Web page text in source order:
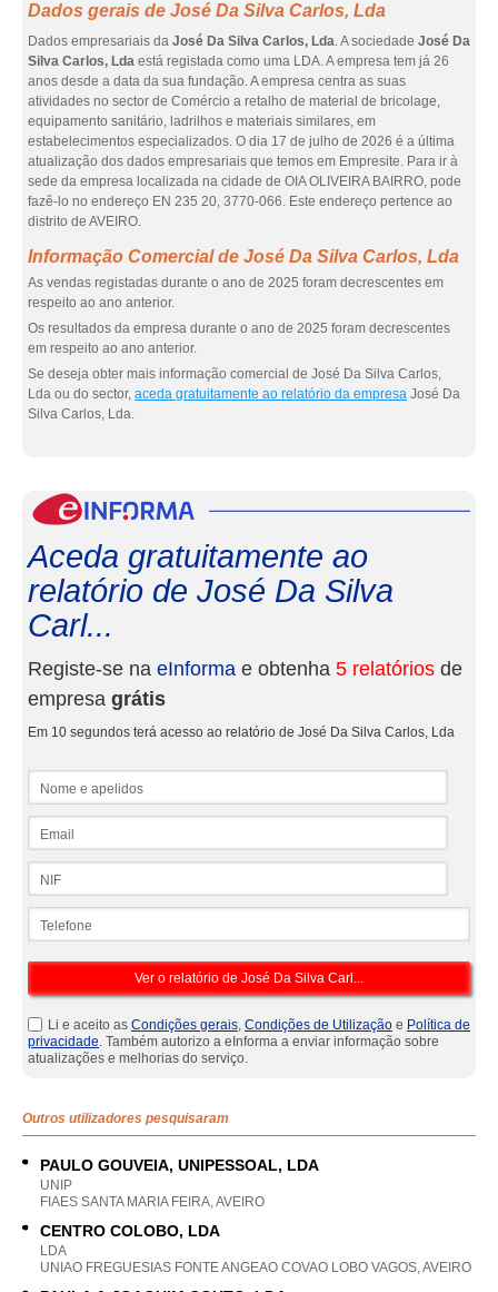
Dados gerais de José Da Silva Carlos, Lda
Dados empresariais da José Da Silva Carlos, Lda. A sociedade José Da
Silva Carlos, Lda está registada como uma LDA. A empresa tem já 26
anos desde a data da sua fundação. A empresa centra as suas
atividades no sector de Comércio a retalho de material de bricolage,
equipamento sanitário, ladrilhos e materiais similares, em
estabelecimentos especializados. O dia 17 de julho de 2026 é a última
atualização dos dados empresariais que temos em Empresite. Para ir à
sede da empresa localizada na cidade de OIA OLIVEIRA BAIRRO, pode
fazê-lo no endereço EN 235 20, 3770-066. Este endereço pertence ao
distrito de AVEIRO.
Informação Comercial de José Da Silva Carlos, Lda
As vendas registadas durante o ano de 2025 foram decrescentes em
respeito ao ano anterior.
Os resultados da empresa durante o ano de 2025 foram decrescentes
em respeito ao ano anterior.
Se deseja obter mais informação comercial de José Da Silva Carlos,
Lda ou do sector, aceda gratuitamente ao relatório da empresa José Da
Silva Carlos, Lda.
Aceda gratuitamente ao
relatório de José Da Silva
Carl...
Registe-se na eInforma e obtenha 5 relatórios de
empresa grátis
Em 10 segundos terá acesso ao relatório de José Da Silva Carlos, Lda
Li e aceito as Condições gerais, Condições de Utilização e Política de
privacidade. Também autorizo a eInforma a enviar informação sobre
atualizações e melhorias do serviço.
Outros utilizadores pesquisaram
PAULO GOUVEIA, UNIPESSOAL, LDA
UNIP
FIAES SANTA MARIA FEIRA, AVEIRO
CENTRO COLOBO, LDA
LDA
UNIAO FREGUESIAS FONTE ANGEAO COVAO LOBO VAGOS, AVEIRO